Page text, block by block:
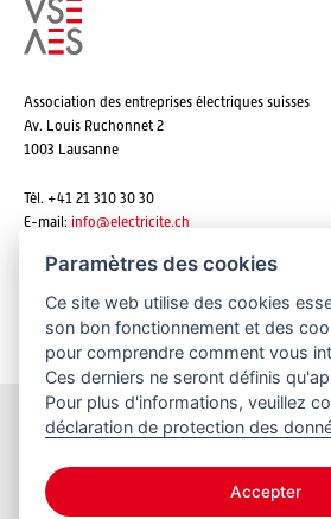
Association des entreprises électriques suisses
Av. Louis Ruchonnet 2
1003 Lausanne
Tél. +41 21 310 30 30
E-mail: info@electricite.ch
S'abonner aux
Restez
Paramètres des cookies
Ce site web utilise des cookies
son bon fonctionnement et des
pour comprendre comment vous
Ces derniers ne seront définis
Pour plus d'informations, veuillez
déclaration de protection des
Accepter